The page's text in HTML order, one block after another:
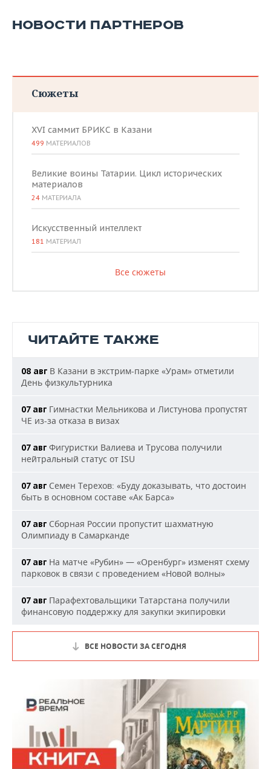
НОВОСТИ ПАРТНЕРОВ
Сюжеты
XVI саммит БРИКС в Казани
499 МАТЕРИАЛОВ
Великие воины Татарии. Цикл исторических
материалов
24 МАТЕРИАЛА
Искусственный интеллект
181 МАТЕРИАЛ
Все сюжеты
ЧИТАЙТЕ ТАКЖЕ
08 авг В Казани в экстрим-парке «Урам» отметили
День физкультурника
07 авг Гимнастки Мельникова и Листунова пропустят
ЧЕ из-за отказа в визах
07 авг Фигуристки Валиева и Трусова получили
нейтральный статус от ISU
07 авг Семен Терехов: «Буду доказывать, что достоин
быть в основном составе «Ак Барса»
07 авг Сборная России пропустит шахматную
Олимпиаду в Самарканде
07 авг На матче «Рубин» — «Оренбург» изменят схему
парковок в связи с проведением «Новой волны»
07 авг Парафехтовальщики Татарстана получили
финансовую поддержку для закупки экипировки
ВСЕ НОВОСТИ ЗА СЕГОДНЯ